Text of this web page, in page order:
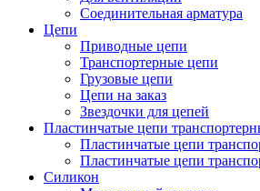
Соединительная арматура
Цепи
Приводные цепи
Транспортерные цепи
Грузовые цепи
Цепи на заказ
Звездочки для цепей
Пластинчатые цепи
Пластинчатые цепи
Пластинчатые цепи
Силикон